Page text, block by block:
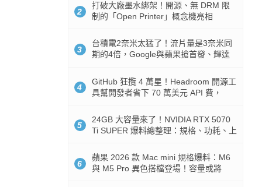
2
打破大廠墨水綁架！開源、無 DRM 限
制的「Open Printer」概念機亮相
3
台積電2奈米太猛了！流片量是3奈米同
期的4倍，Google與蘋果搶首發、輝達
4
GitHub 狂攬 4 萬星！Headroom 開源工
具幫開發者省下 70 萬美元 API 費，
5
24GB 大容量來了！NVIDIA RTX 5070
Ti SUPER 爆料總整理：規格、功耗、上
6
蘋果 2026 款 Mac mini 規格爆料：M6
與 M5 Pro 異色搭檔登場！容量或將